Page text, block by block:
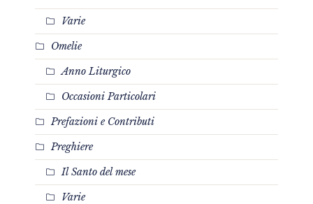
Varie
Omelie
Anno Liturgico
Occasioni Particolari
Prefazioni e Contributi
Preghiere
Il Santo del mese
Varie